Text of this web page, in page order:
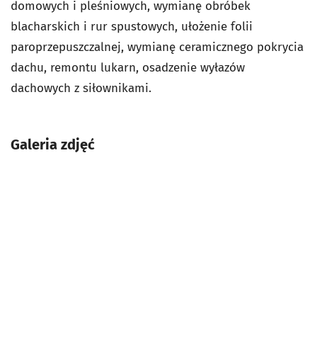
domowych i pleśniowych, wymianę obróbek
blacharskich i rur spustowych, ułożenie folii
paroprzepuszczalnej, wymianę ceramicznego pokrycia
dachu, remontu lukarn, osadzenie wyłazów
dachowych z siłownikami.
Galeria zdjęć